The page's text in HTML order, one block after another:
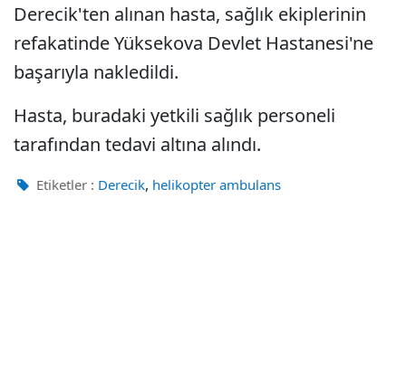
Derecik'ten alınan hasta, sağlık ekiplerinin
refakatinde Yüksekova Devlet Hastanesi'ne
başarıyla nakledildi.
Hasta, buradaki yetkili sağlık personeli
tarafından tedavi altına alındı.
Etiketler : Derecik, helikopter ambulans